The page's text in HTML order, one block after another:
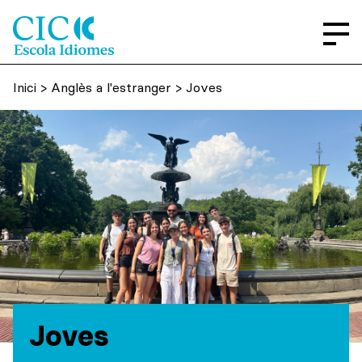
Inici > Anglès a l'estranger > Joves
Joves